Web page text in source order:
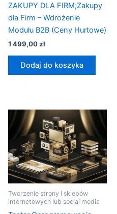
ZAKUPY DLA FIRM;Zakupy
dla Firm – Wdrożenie
Modułu B2B (Ceny Hurtowe)
1 499,00zł
Dodaj do koszyka
Tworzenie strony i sklepów
internetowych lub social media